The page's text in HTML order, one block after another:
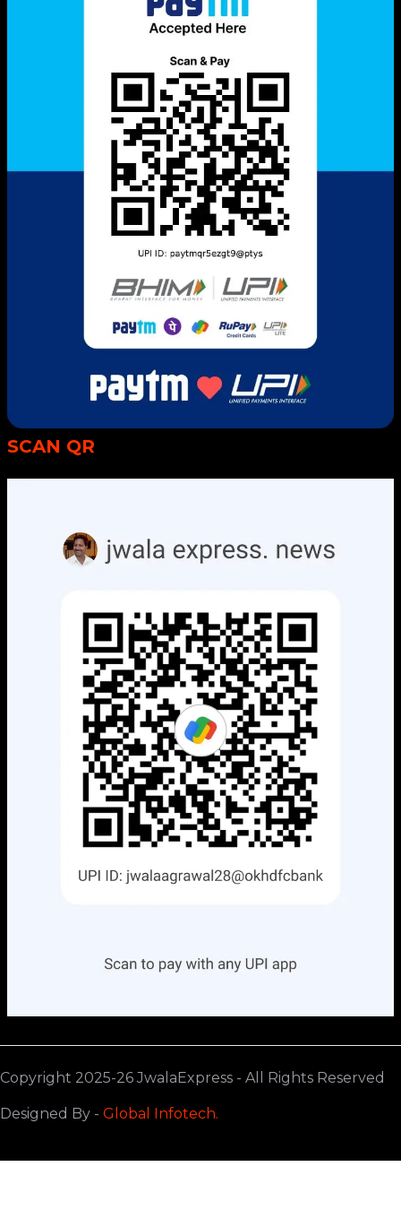
SCAN QR
Copyright 2025-26 JwalaExpress - All Rights Reserved
Designed By - Global Infotech.